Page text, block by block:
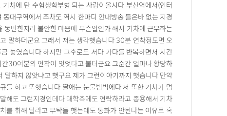
차에 탄 수험생학부형 되는 사람이올시다 부산역에서(인터
대구역에서 조차도 역시 한마디 안내방송 들은바 없는 지경
반한지라 불안한 마음에 무슨일인가 해서 기차에 근무하는
말하더군요 그래서 저는 생각햇습니다 30분 연착정도면 오
놓였습니다 하지만 그후로도 서다 가다를 반복하면서 시간
30여분의 연착이 잇엇다고 불더군요 그순간 얼마나 황당하
하지 않앗냐고 햇구요 제가 그런이야기까지 햇습니다 만약
를 하고 또햇습니다 딸애는 눈물범벅에다 저 또한 기차가 멈
해도 그런지경인데다 대학측에도 연락하라고 종용해서 기차
를 취해 달라고 부탁들 햇는데도 통화가 안된다는 이유로 혹